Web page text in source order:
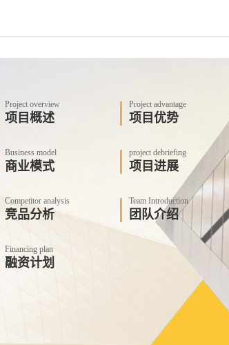
Project overview
项目概述 项目优势
Project advantage
商业模式
Business model
项目进展
project debriefing
竞品分析
Competitor analysis
团队介绍
Team Introduction
融资计划
Financing plan